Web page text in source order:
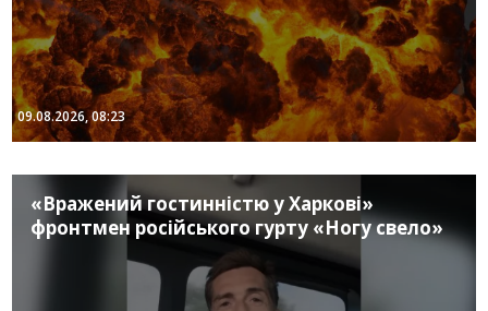
09.08.2026, 08:23
«Вражений гостинністю у Харкові»
фронтмен російського гурту «Ногу свело»